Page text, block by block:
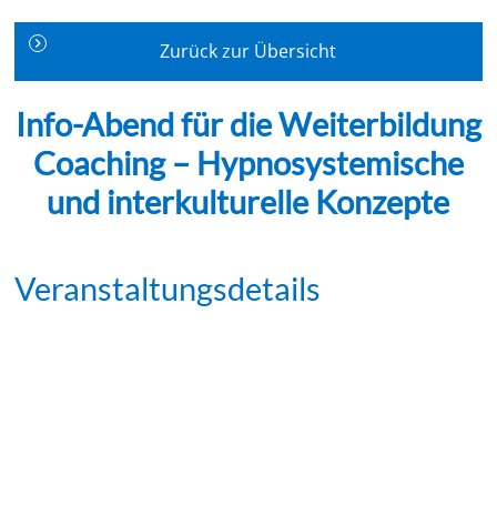
Zurück zur Übersicht
Info-Abend für die Weiterbildung
Coaching – Hypnosystemische
und interkulturelle Konzepte
Veranstaltungsdetails